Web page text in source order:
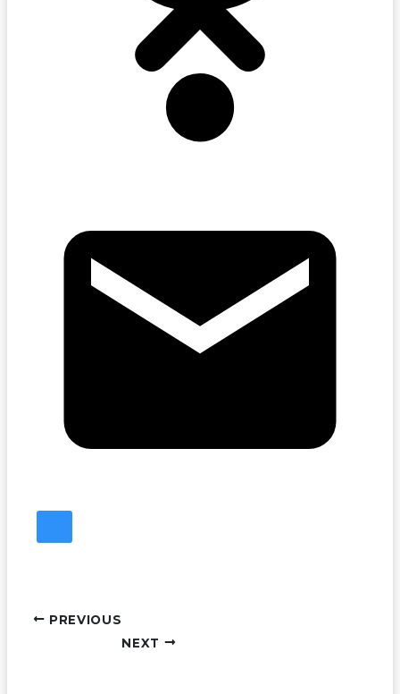
PREVIOUS
NEXT